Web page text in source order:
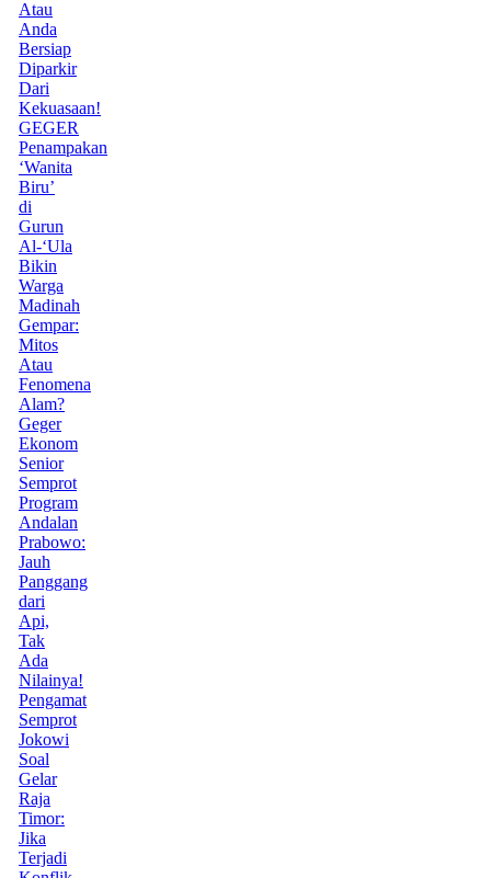
Atau
Anda
Bersiap
Diparkir
Dari
Kekuasaan!
GEGER
Penampakan
‘Wanita
Biru’
di
Gurun
Al-‘Ula
Bikin
Warga
Madinah
Gempar:
Mitos
Atau
Fenomena
Alam?
Geger
Ekonom
Senior
Semprot
Program
Andalan
Prabowo:
Jauh
Panggang
dari
Api,
Tak
Ada
Nilainya!
Pengamat
Semprot
Jokowi
Soal
Gelar
Raja
Timor:
Jika
Terjadi